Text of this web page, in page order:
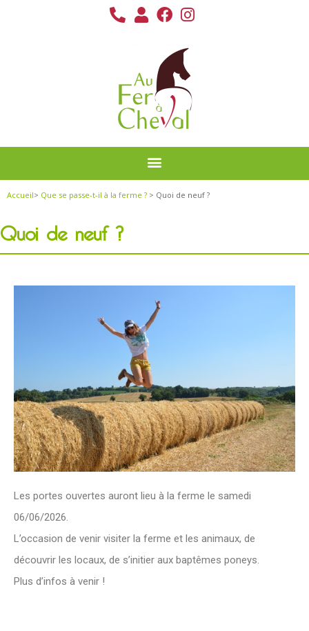
Accueil> Que se passe-t-il à la ferme ? > Quoi de neuf ?
Quoi de neuf ?
Les portes ouvertes auront lieu à la ferme le samedi
06/06/2026.
L’occasion de venir visiter la ferme et les animaux, de
découvrir les locaux, de s’initier aux baptêmes poneys.
Plus d’infos à venir !